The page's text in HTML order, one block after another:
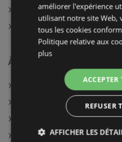
BUT à Périgueux
BUT à Avignon
À découvrir aussi
Offres de BUT
Offres de GiFi
Catalogues disponible de
améliorer l'expérience
utilisant notre site Web,
tous les cookies
Politique relative aux
plus
ACCEPTER
REFUSER
AFFICHER LES